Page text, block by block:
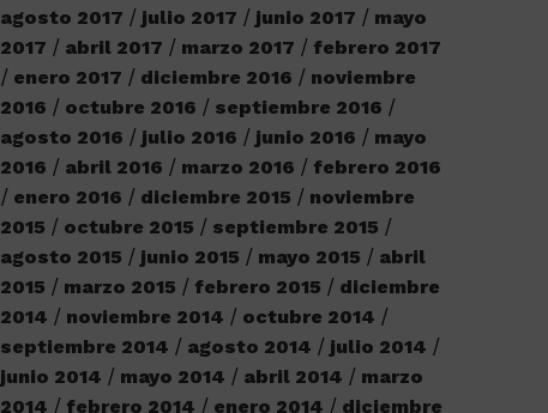
agosto 2017
julio 2017 junio 2017
mayo
2017
abril 2017 marzo 2017
febrero 2017
enero 2017
diciembre 2016
noviembre
2016
octubre 2016
septiembre 2016
agosto 2016
julio 2016 junio 2016
mayo
2016
abril 2016 marzo 2016
febrero 2016
enero 2016
diciembre 2015
noviembre
2015
octubre 2015
septiembre 2015
agosto 2015
junio 2015 mayo 2015
abril
2015
marzo 2015 febrero 2015
diciembre
2014
noviembre 2014
octubre 2014
septiembre 2014
agosto 2014
julio 2014
junio 2014
mayo 2014 abril 2014
marzo
2014
febrero 2014 enero 2014
diciembre